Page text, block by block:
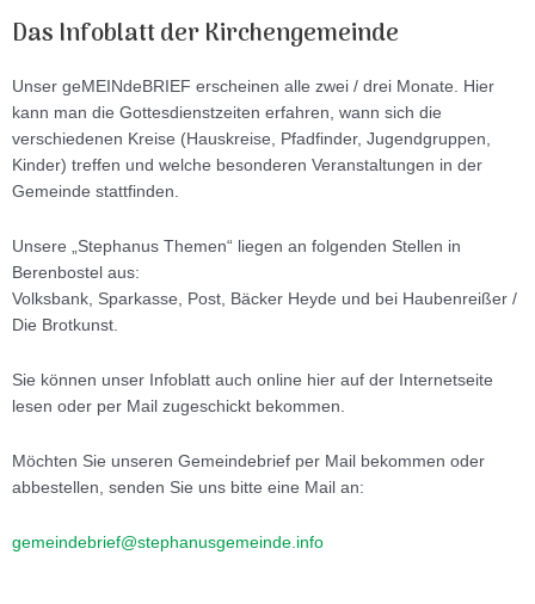
Das Infoblatt der Kirchengemeinde
Unser geMEINdeBRIEF erscheinen alle zwei / drei Monate. Hier
kann man die Gottesdienstzeiten erfahren, wann sich die
verschiedenen Kreise (Hauskreise, Pfadfinder, Jugendgruppen,
Kinder) treffen und welche besonderen Veranstaltungen in der
Gemeinde stattfinden.
Unsere „Stephanus Themen“ liegen an folgenden Stellen in
Berenbostel aus:
Volksbank, Sparkasse, Post, Bäcker Heyde und bei Haubenreißer /
Die Brotkunst.
Sie können unser Infoblatt auch online hier auf der Internetseite
lesen oder per Mail zugeschickt bekommen.
Möchten Sie unseren Gemeindebrief per Mail bekommen oder
abbestellen, senden Sie uns bitte eine Mail an:
gemeindebrief@stephanusgemeinde.info